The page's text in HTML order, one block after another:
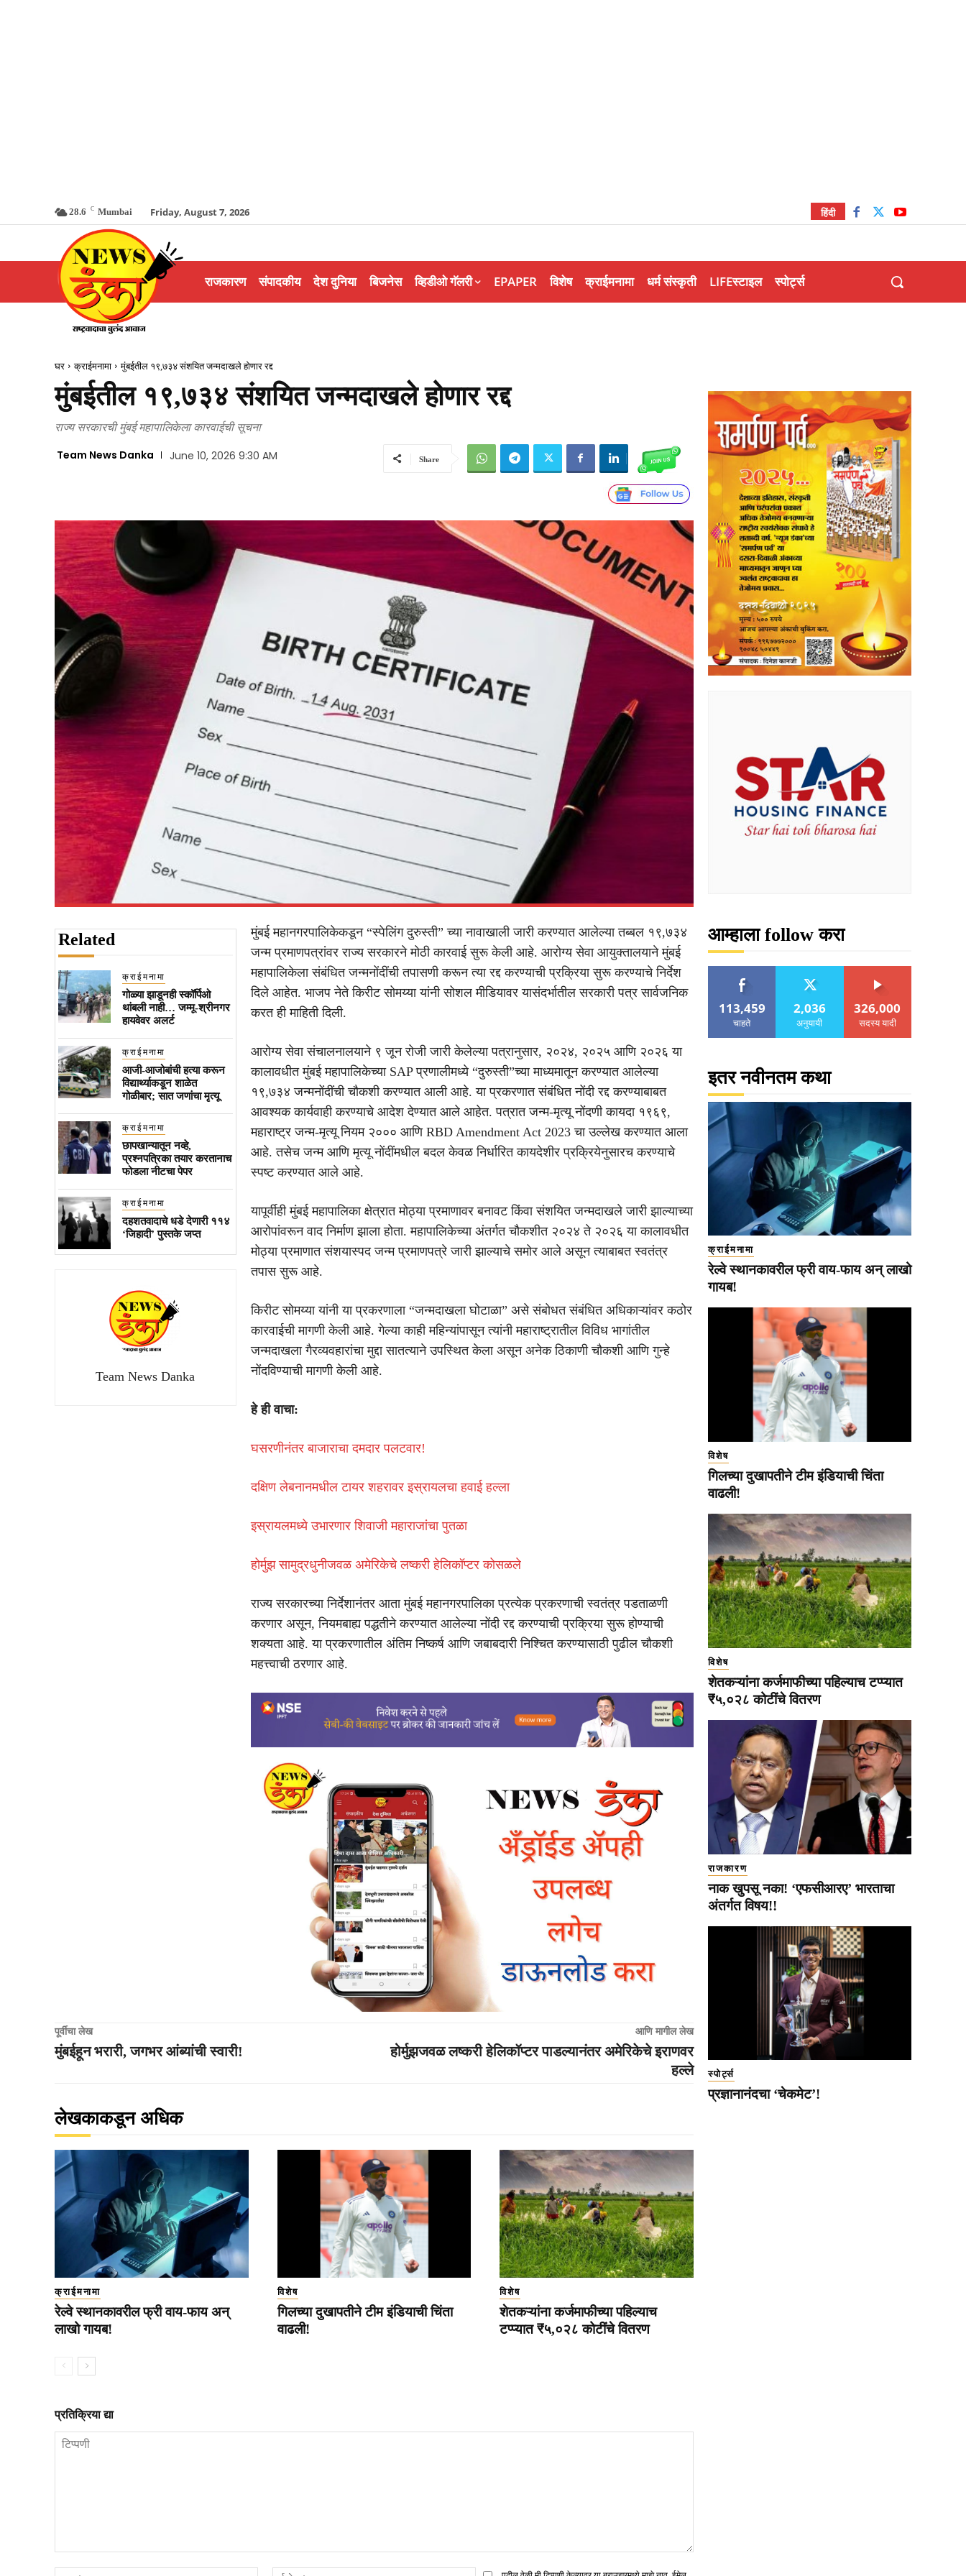
28.6 C Mumbai Friday, August 7, 2026 हिंदी
राजकारण संपादकीय देश दुनिया बिजनेस व्हिडीओ गॅलरी EPAPER विशेष क्राईमनामा धर्म संस्कृती LIFEस्टाइल स्पोर्ट्स
घर क्राईमनामा मुंबईतील १९,७३४ संशयित जन्मदाखले होणार रद्द
मुंबईतील १९,७३४ संशयित जन्मदाखले होणार रद्द
राज्य सरकारची मुंबई महापालिकेला कारवाईची सूचना
Team News Danka June 10, 2026 9:30 AM Share
Related
क्राईमनामा
गोळ्या झाडूनही स्कॉर्पिओ
थांबली नाही… जम्मू-श्रीनगर
हायवेवर अलर्ट
क्राईमनामा
आजी-आजोबांची हत्या करून
विद्यार्थ्याकडून शाळेत
गोळीबार; सात जणांचा मृत्यू
क्राईमनामा
छापखान्यातून नव्हे,
प्रश्नपत्रिका तयार करतानाच
फोडला नीटचा पेपर
क्राईमनामा
दहशतवादाचे धडे देणारी ११४
‘जिहादी’ पुस्तके जप्त
Team News Danka
मुंबई महानगरपालिकेकडून “स्पेलिंग दुरुस्ती” च्या नावाखाली जारी करण्यात आलेल्या तब्बल १९,७३४
जन्म प्रमाणपत्रांवर राज्य सरकारने मोठी कारवाई सुरू केली आहे. आरोग्य सेवा आयुक्तालयाने मुंबई
महापालिकेला संबंधित जन्मनोंदींची तपासणी करून त्या रद्द करण्याची प्रक्रिया सुरू करण्याचे निर्देश
दिले आहेत. भाजप नेते किरीट सोमय्या यांनी सोशल मीडियावर यासंदर्भातील सरकारी पत्र सार्वजनिक
करत ही माहिती दिली.
आरोग्य सेवा संचालनालयाने ९ जून रोजी जारी केलेल्या पत्रानुसार, २०२४, २०२५ आणि २०२६ या
कालावधीत मुंबई महापालिकेच्या SAP प्रणालीमध्ये “दुरुस्ती”च्या माध्यमातून करण्यात आलेल्या
१९,७३४ जन्मनोंदींची चौकशी करण्यात आली आहे. या प्रकरणात संबंधित नोंदी रद्द करण्याबाबत
आवश्यक कार्यवाही करण्याचे आदेश देण्यात आले आहेत. पत्रात जन्म-मृत्यू नोंदणी कायदा १९६९,
महाराष्ट्र जन्म-मृत्यू नियम २००० आणि RBD Amendment Act 2023 चा उल्लेख करण्यात आला
आहे. तसेच जन्म आणि मृत्यू नोंदींमधील बदल केवळ निर्धारित कायदेशीर प्रक्रियेनुसारच करण्याचे
स्पष्ट करण्यात आले आहे.
यापूर्वीही मुंबई महापालिका क्षेत्रात मोठ्या प्रमाणावर बनावट किंवा संशयित जन्मदाखले जारी झाल्याच्या
आरोपांवरून वाद निर्माण झाला होता. महापालिकेच्या अंतर्गत चौकशीत २०२४ ते २०२६ या कालावधीत
मोठ्या प्रमाणात संशयास्पद जन्म प्रमाणपत्रे जारी झाल्याचे समोर आले असून त्याबाबत स्वतंत्र
तपास सुरू आहे.
किरीट सोमय्या यांनी या प्रकरणाला “जन्मदाखला घोटाळा” असे संबोधत संबंधित अधिकाऱ्यांवर कठोर
कारवाईची मागणी केली आहे. गेल्या काही महिन्यांपासून त्यांनी महाराष्ट्रातील विविध भागांतील
जन्मदाखला गैरव्यवहारांचा मुद्दा सातत्याने उपस्थित केला असून अनेक ठिकाणी चौकशी आणि गुन्हे
नोंदविण्याची मागणी केली आहे.
हे ही वाचा:
घसरणीनंतर बाजाराचा दमदार पलटवार!
दक्षिण लेबनानमधील टायर शहरावर इस्रायलचा हवाई हल्ला
इस्रायलमध्ये उभारणार शिवाजी महाराजांचा पुतळा
होर्मुझ सामुद्रधुनीजवळ अमेरिकेचे लष्करी हेलिकॉप्टर कोसळले
राज्य सरकारच्या निर्देशानंतर आता मुंबई महानगरपालिका प्रत्येक प्रकरणाची स्वतंत्र पडताळणी
करणार असून, नियमबाह्य पद्धतीने करण्यात आलेल्या नोंदी रद्द करण्याची प्रक्रिया सुरू होण्याची
शक्यता आहे. या प्रकरणातील अंतिम निष्कर्ष आणि जबाबदारी निश्चित करण्यासाठी पुढील चौकशी
महत्त्वाची ठरणार आहे.
पूर्वीचा लेख
मुंबईहून भरारी, जगभर आंब्यांची स्वारी!
आणि मागील लेख
होर्मुझजवळ लष्करी हेलिकॉप्टर पाडल्यानंतर अमेरिकेचे इराणवर
हल्ले
लेखकाकडून अधिक
क्राईमनामा
रेल्वे स्थानकावरील फ्री वाय-फाय अन्
लाखो गायब!
विशेष
गिलच्या दुखापतीने टीम इंडियाची चिंता
वाढली!
विशेष
शेतकऱ्यांना कर्जमाफीच्या पहिल्याच
टप्प्यात ₹५,०२८ कोटींचे वितरण
प्रतिक्रिया द्या
आम्हाला follow करा
113,459
चाहते
2,036
अनुयायी
326,000
सदस्य यादी
इतर नवीनतम कथा
क्राईमनामा
रेल्वे स्थानकावरील फ्री वाय-फाय अन् लाखो
गायब!
विशेष
गिलच्या दुखापतीने टीम इंडियाची चिंता
वाढली!
विशेष
शेतकऱ्यांना कर्जमाफीच्या पहिल्याच टप्प्यात
₹५,०२८ कोटींचे वितरण
राजकारण
नाक खुपसू नका! ‘एफसीआरए’ भारताचा
अंतर्गत विषय!!
स्पोर्ट्स
प्रज्ञानानंदचा ‘चेकमेट’!